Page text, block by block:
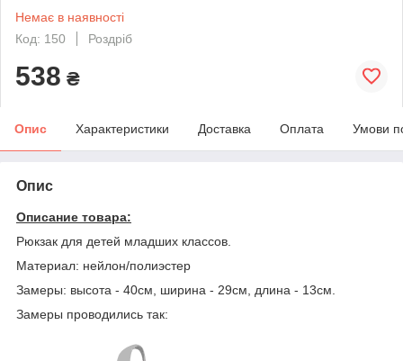
Немає в наявності
Код: 150
Роздріб
538 ₴
Опис Характеристики Доставка Оплата Умови
Опис
Описание товара:
Рюкзак для детей младших классов.
Материал: нейлон/полиэстер
Замеры: высота - 40см, ширина - 29см, длина - 13см.
Замеры проводились так: